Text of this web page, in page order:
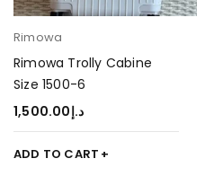
Rimowa
Rimowa Trolly Cabine
Size 1500-6
د.إ1,500.00
ADD TO CART